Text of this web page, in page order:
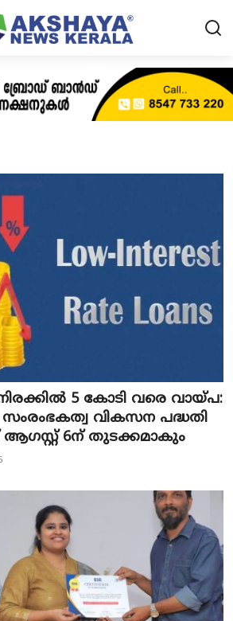
5 കോടി വരെ വായ്പ:
സംരംഭകത്വ വികസന പദ്ധതി
ആഗസ്റ്റ് 6ന് തുടക്കമാകും